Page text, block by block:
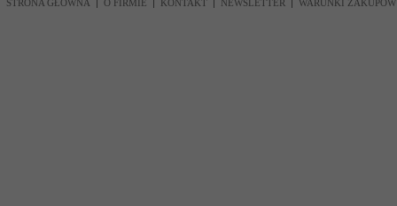
STRONA GŁÓWNA O FIRMIE KONTAKT NEWSLETTER WARUNKI ZAKUPÓW